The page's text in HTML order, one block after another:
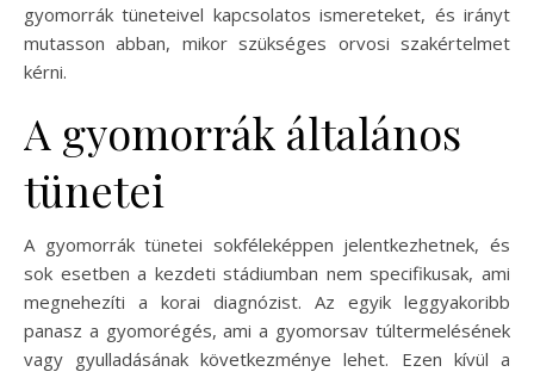
gyomorrák tüneteivel kapcsolatos ismereteket, és irányt
mutasson abban, mikor szükséges orvosi szakértelmet
kérni.
A gyomorrák általános
tünetei
A gyomorrák tünetei sokféleképpen jelentkezhetnek, és
sok esetben a kezdeti stádiumban nem specifikusak, ami
megnehezíti a korai diagnózist. Az egyik leggyakoribb
panasz a gyomorégés, ami a gyomorsav túltermelésének
vagy gyulladásának következménye lehet. Ezen kívül a